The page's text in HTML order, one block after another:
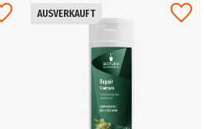
AUSVERKAUFT